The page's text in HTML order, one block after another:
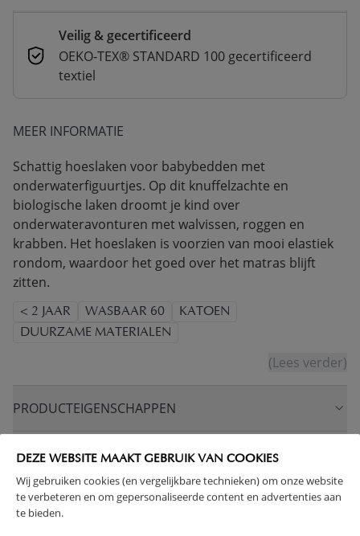
DEZE WEBSITE MAAKT GEBRUIK VAN COOKIES
Wij gebruiken cookies (en vergelijkbare technieken) om onze website
te verbeteren en om gepersonaliseerde content en advertenties aan
te bieden.
Veilig & gecertificeerd
OEKO-TEX® STANDARD 100 gecertificeerd
textiel
MEER INFORMATIE
Schattig hoeslaken voor babybedden met
onderwaterfiguurtjes. Op dit knuffelzachte en
biologische laken droomt je kind over
onderwateravonturen met walvissen, roggen en
krabben. Het hoeslaken is voorzien van mooi elastiek
rondom, waardoor het goed over het matras blijft
zitten.
< 2 JAAR WASBAAR 60
KATOEN
DUURZAME MATERIALEN
(Lees verder)
PRODUCTEIGENSCHAPPEN
PLUS- EN MINPUNTEN
FAQ